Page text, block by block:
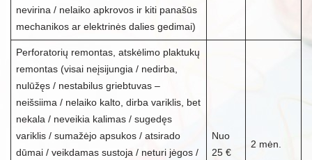
nevirina / nelaiko apkrovos ir kiti panašūs
mechanikos ar elektrinės dalies gedimai)
Perforatorių remontas, atskėlimo plaktukų
remontas (visai neįsijungia / nedirba,
nulūžęs / nestabilus griebtuvas –
neišsiima / nelaiko kalto, dirba variklis, bet
nekala / neveikia kalimas / sugedęs
variklis / sumažėjo apsukos / atsirado
dūmai / veikdamas sustoja / neturi jėgos /
Nuo
25 €
2 mėn.